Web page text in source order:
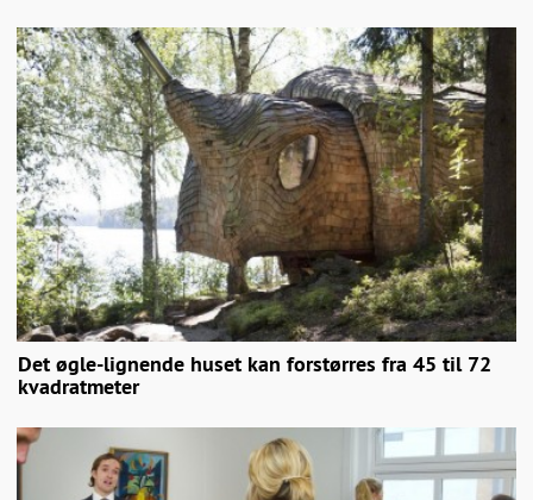
Det øgle-lignende huset kan forstørres fra 45 til 72
kvadratmeter